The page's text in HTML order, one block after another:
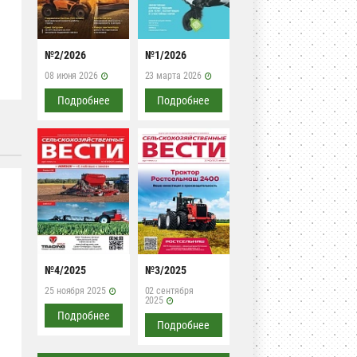
№2/2026
08 июня 2026
Подробнее
№1/2026
23 марта 2026
Подробнее
№4/2025
25 ноября 2025
Подробнее
№3/2025
02 сентября
2025
Подробнее